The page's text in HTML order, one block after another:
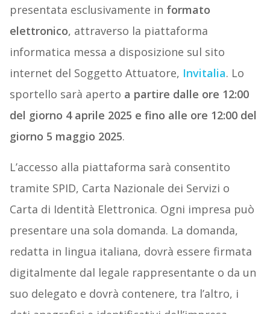
presentata esclusivamente in formato
elettronico, attraverso la piattaforma
informatica messa a disposizione sul sito
internet del Soggetto Attuatore, Invitalia. Lo
sportello sarà aperto a partire dalle ore 12:00
del giorno 4 aprile 2025 e fino alle ore 12:00 del
giorno 5 maggio 2025.
L’accesso alla piattaforma sarà consentito
tramite SPID, Carta Nazionale dei Servizi o
Carta di Identità Elettronica. Ogni impresa può
presentare una sola domanda. La domanda,
redatta in lingua italiana, dovrà essere firmata
digitalmente dal legale rappresentante o da un
suo delegato e dovrà contenere, tra l’altro, i